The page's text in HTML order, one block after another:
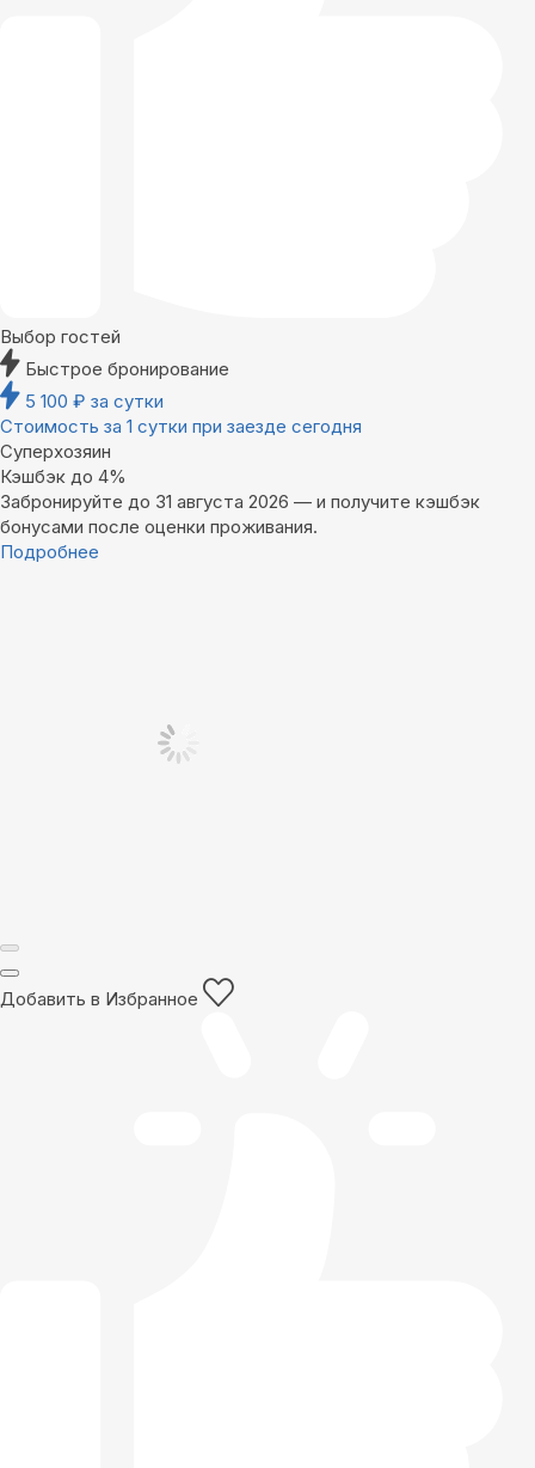
Выбор гостей
Быстрое бронирование
5 100 ₽ за сутки
Стоимость за 1 сутки при заезде сегодня
Суперхозяин
Кэшбэк до 4%
Забронируйте до 31 августа 2026 — и получите кэшбэк
бонусами после оценки проживания.
Подробнее
Добавить в Избранное